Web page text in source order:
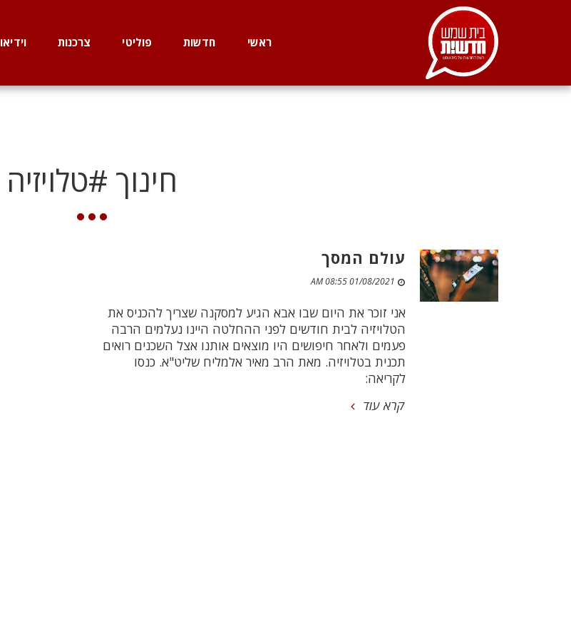
ראשי חדשות פוליטי צרכנות וידיאו
חינוך #טלויזיה
עולם המסך
01/08/2021 08:55 AM
אני זוכר את היום שבו אבא הגיע למסקנה שצריך להכניס את
הטלויזיה לבית חודשים לפני ההחלטה היינו נעלמים הרבה
פעמים ולאחר חיפושים היו מוצאים אותנו אצל השכנים רואים
תכנית בטלויזיה. מאת הרב מאיר אלמליח שליט"א. כנסו
לקריאה:
קרא עוד